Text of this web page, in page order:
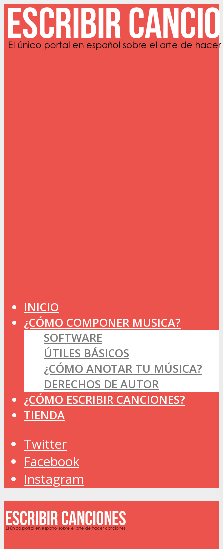
INICIO
¿CÓMO COMPONER MUSICA?
SOFTWARE
ÚTILES BÁSICOS
¿CÓMO ANOTAR TU MÚSICA?
DERECHOS DE AUTOR
¿CÓMO ESCRIBIR CANCIONES?
TIENDA
Twitter
Facebook
Instagram